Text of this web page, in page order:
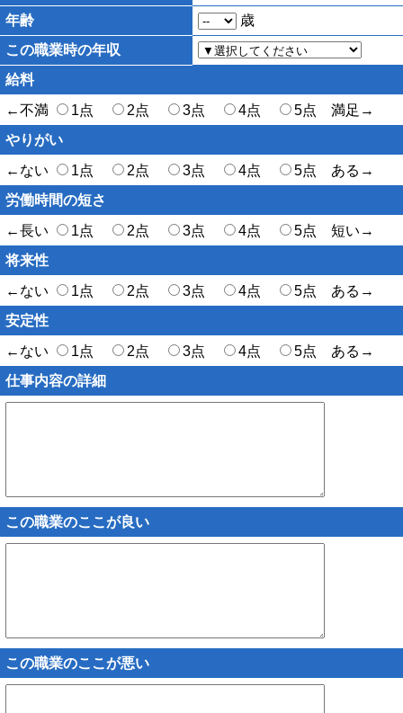
年齢
歳
この職業時の年収
給料
←不満
1点 2点 3点 4点
5点 満足→
やりがい
←ない
1点 2点 3点 4点
5点 ある→
労働時間の短さ
←長い
1点 2点 3点 4点
5点 短い→
将来性
←ない
1点 2点 3点 4点
5点 ある→
安定性
←ない
1点 2点 3点 4点
5点 ある→
仕事内容の詳細
この職業のここが良い
この職業のここが悪い